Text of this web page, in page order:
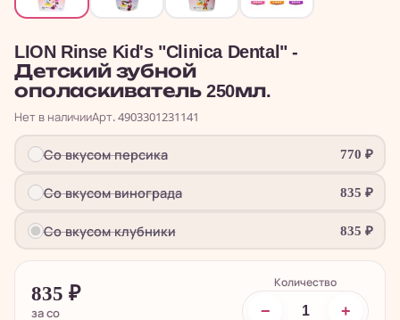
LION Rinse Kid's "Clinica Dental" -
Детский зубной
ополаскиватель 250мл.
Нет в наличииАрт. 4903301231141
Со вкусом персика 770 ₽
Со вкусом винограда 835 ₽
Со вкусом клубники 835 ₽
835 ₽
за со
Количество
− +